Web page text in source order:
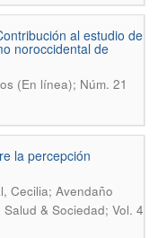
al estudio de
noroccidental de
(En línea); Núm. 21
la percepción
Cecilia; Avendaño
Salud & Sociedad; Vol. 4